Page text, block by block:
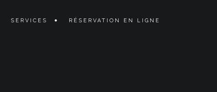
SERVICES RÉSERVATION EN LIGNE